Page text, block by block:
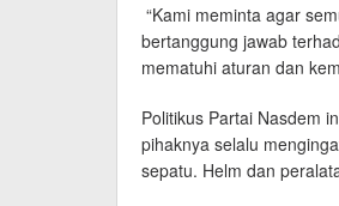
“Kami meminta agar
bertanggung jawab
mematuhi aturan dan
Politikus Partai Nasdem
pihaknya selalu
sepatu. Helm dan